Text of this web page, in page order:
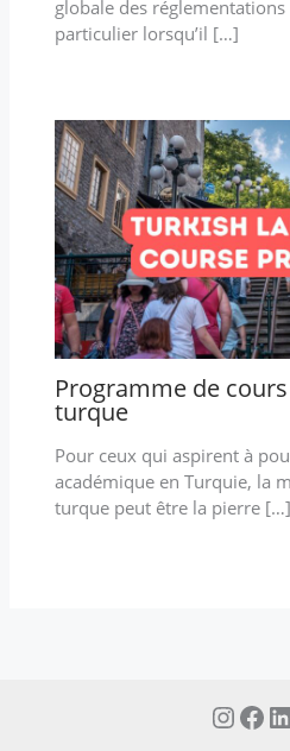
globale des
particulier lorsqu’il […]
Programme de
turque
Pour ceux qui aspirent à
académique en Turquie, la
turque peut être la pierre […]